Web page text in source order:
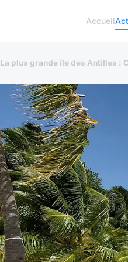
Accueil
La plus grande île des Antilles :